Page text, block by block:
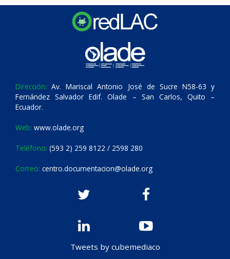
Dirección: Av. Mariscal Antonio José de Sucre N58-63 y
Fernández Salvador Edif. Olade – San Carlos, Quito –
Ecuador.
Web: www.olade.org
Teléfono: (593 2) 259 8122 / 2598 280
Correo: centro.documentacion@olade.org
Tweets by cubemediaco